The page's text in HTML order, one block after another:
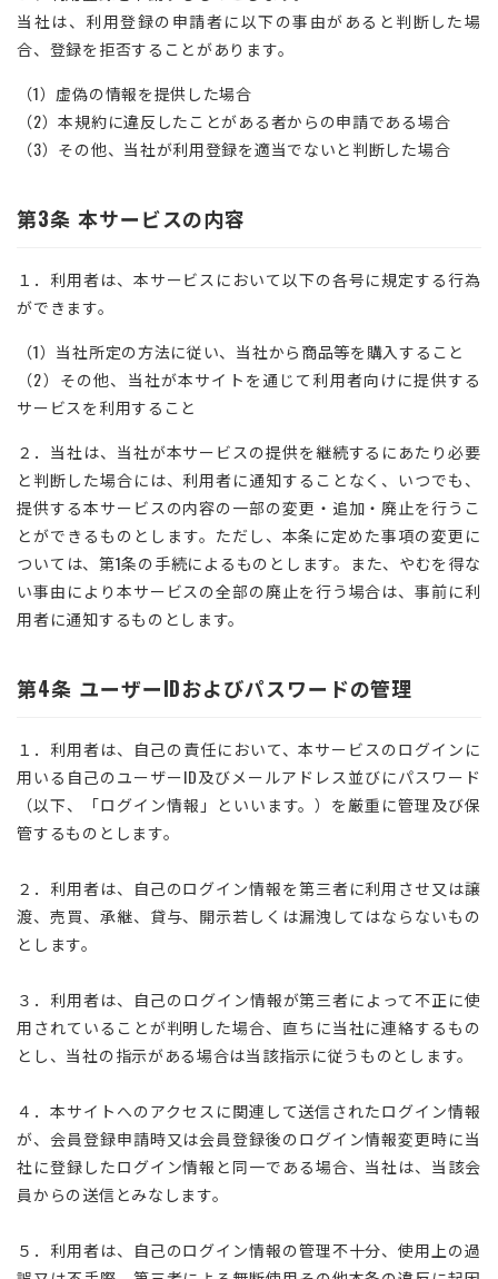
当社は、利用登録の申請者に以下の事由があると判断した場
合、登録を拒否することがあります。
（1）虚偽の情報を提供した場合
（2）本規約に違反したことがある者からの申請である場合
（3）その他、当社が利用登録を適当でないと判断した場合
第3条 本サービスの内容
１．利用者は、本サービスにおいて以下の各号に規定する行為
ができます。
（1）当社所定の方法に従い、当社から商品等を購入すること
（2）その他、当社が本サイトを通じて利用者向けに提供する
サービスを利用すること
２．当社は、当社が本サービスの提供を継続するにあたり必要
と判断した場合には、利用者に通知することなく、いつでも、
提供する本サービスの内容の一部の変更・追加・廃止を行うこ
とができるものとします。ただし、本条に定めた事項の変更に
ついては、第1条の手続によるものとします。また、やむを得な
い事由により本サービスの全部の廃止を行う場合は、事前に利
用者に通知するものとします。
第4条 ユーザーIDおよびパスワードの管理
１．利用者は、自己の責任において、本サービスのログインに
用いる自己のユーザーID及びメールアドレス並びにパスワード
（以下、「ログイン情報」といいます。）を厳重に管理及び保
管するものとします。
２．利用者は、自己のログイン情報を第三者に利用させ又は譲
渡、売買、承継、貸与、開示若しくは漏洩してはならないもの
とします。
３．利用者は、自己のログイン情報が第三者によって不正に使
用されていることが判明した場合、直ちに当社に連絡するもの
とし、当社の指示がある場合は当該指示に従うものとします。
４．本サイトへのアクセスに関連して送信されたログイン情報
が、会員登録申請時又は会員登録後のログイン情報変更時に当
社に登録したログイン情報と同一である場合、当社は、当該会
員からの送信とみなします。
５．利用者は、自己のログイン情報の管理不十分、使用上の過